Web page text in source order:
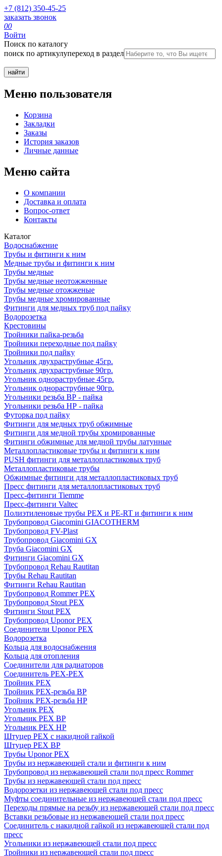
+7 (812) 350-45-25
заказать звонок
00
Войти
Поиск по каталогу
поиск по артикулупереход в раздел
Меню пользователя
Корзина
Закладки
Заказы
История заказов
Личные данные
Меню сайта
О компании
Доставка и оплата
Вопрос-ответ
Контакты
Каталог
Водоснабжение
Трубы и фитинги к ним
Медные трубы и фитинги к ним
Трубы медные
Трубы медные неотожженные
Трубы медные отожженые
Трубы медные хромированные
Фитинги для медных труб под пайку
Водорозетка
Крестовины
Тройники пайка-резьба
Тройники переходные под пайку
Тройники под пайку
Угольник двухраструбные 45гр.
Угольник двухраструбные 90гр.
Угольник однораструбные 45гр.
Угольник однораструбные 90гр.
Угольники резьба ВР - пайка
Угольники резьба НР - пайка
Футорка под пайку
Фитинги для медных труб обжимные
Фитинги для медной трубы хромированные
Фитинги обжимные для медной трубы латунные
Металлопластиковые трубы и фитинги к ним
PUSH фитинги для металлопластиковых труб
Металлопластиковые трубы
Обжимные фитинги для металлопластиковых труб
Пресс фитинги для металлопластиковых труб
Пресс-фитинги Tiemme
Пресс-фитинги Valtec
Полиэтиленовые трубы PEX и PE-RT и фитинги к ним
Трубопровод Giacomini GIACOTHERM
Трубопровод FV-Plast
Трубопровод Giacomini GX
Труба Giacomini GX
Фитинги Giacomini GX
Трубопровод Rehau Rautitan
Трубы Rehau Rautitan
Фитинги Rehau Rautitan
Трубопровод Rommer PEX
Трубопровод Stout PEX
Фитинги Stout PEX
Трубопровод Uponor PEX
Соединители Uponor PEX
Водорозетка
Кольца для водоснабжения
Кольца для отопления
Соединители для радиаторов
Соединитель PEX-PEX
Тройник PEX
Тройник PEX-резьба ВР
Тройник PEX-резьба НР
Угольник PEX
Угольник PEX ВР
Угольник PEX НР
Штуцер PEX c накидной гайкой
Штуцер PEX ВР
Трубы Uponor PEX
Трубы из нержавеющей стали и фитинги к ним
Трубопровод из нержавеющей стали под пресс Rommer
Трубы из нержавеющей стали под пресс
Водорозетки из нержавеющей стали под пресс
Муфты соединительные из нержавеющей стали под пресс
Переходы прямые на резьбу из нержавеющей стали под пресс
Вставки резьбовые из нержавеющей стали под пресс
Соединитель с накидной гайкой из нержавеющей стали под
пресс
Угольники из нержавеющей стали под пресс
Тройники из нержавеющей стали под пресс